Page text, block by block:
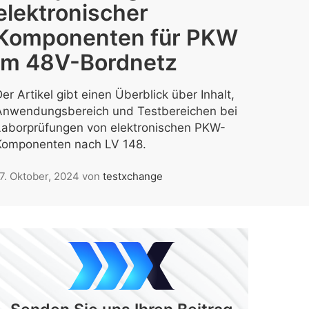
für PKW
48V-Bordnetz
Artikel gibt einen Überblick über Inhalt,
und Testbereichen bei
von elektronischen PKW-
nach LV 148.
Oktober, 2024 von testxchange